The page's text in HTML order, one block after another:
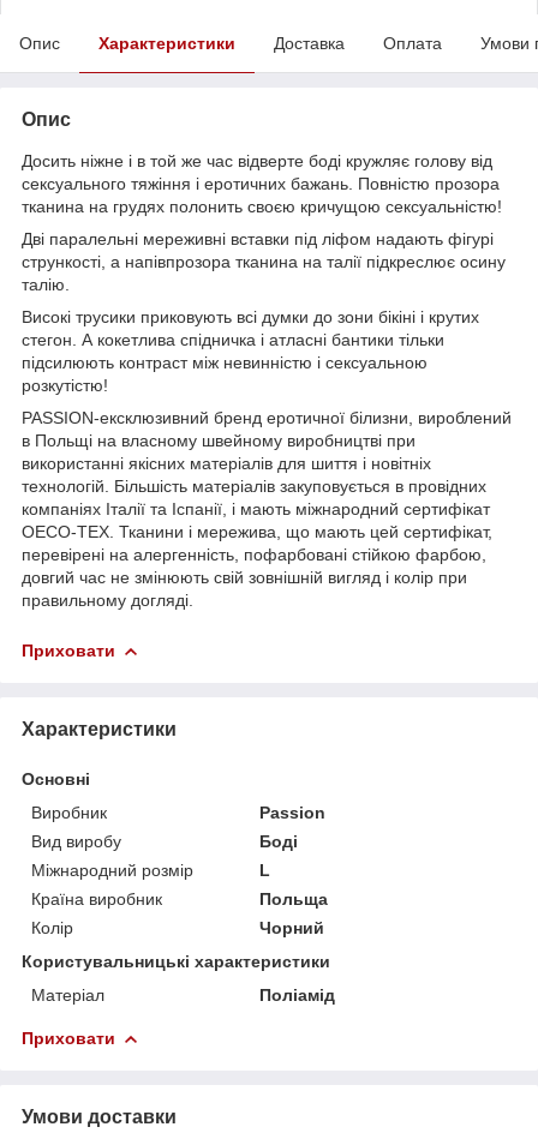
Опис Характеристики Доставка Оплата Умови
Опис
Досить ніжне і в той же час відверте боді кружляє голову від
сексуального тяжіння і еротичних бажань. Повністю прозора
тканина на грудях полонить своєю кричущою сексуальністю!
Дві паралельні мереживні вставки під ліфом надають фігурі
стрункості, а напівпрозора тканина на талії підкреслює осину
талію.
Високі трусики приковують всі думки до зони бікіні і крутих
стегон. А кокетлива спідничка і атласні бантики тільки
підсилюють контраст між невинністю і сексуальною
розкутістю!
PASSION-ексклюзивний бренд еротичної білизни, вироблений
в Польщі на власному швейному виробництві при
використанні якісних матеріалів для шиття і новітніх
технологій. Більшість матеріалів закуповується в провідних
компаніях Італії та Іспанії, і мають міжнародний сертифікат
OECO-TEX. Тканини і мережива, що мають цей сертифікат,
перевірені на алергенність, пофарбовані стійкою фарбою,
довгий час не змінюють свій зовнішній вигляд і колір при
правильному догляді.
Приховати
Характеристики
Основні
Виробник
Passion
Вид виробу
Боді
Міжнародний розмір
L
Країна виробник
Польща
Колір
Чорний
Користувальницькі характеристики
Матеріал
Поліамід
Приховати
Умови доставки